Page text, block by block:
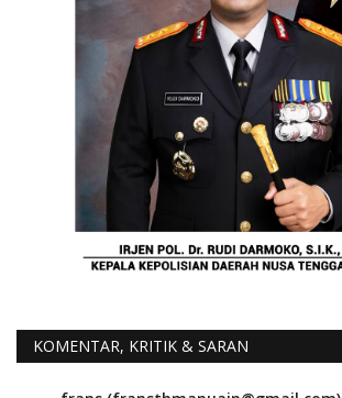
KOMENTAR, KRITIK & SARAN